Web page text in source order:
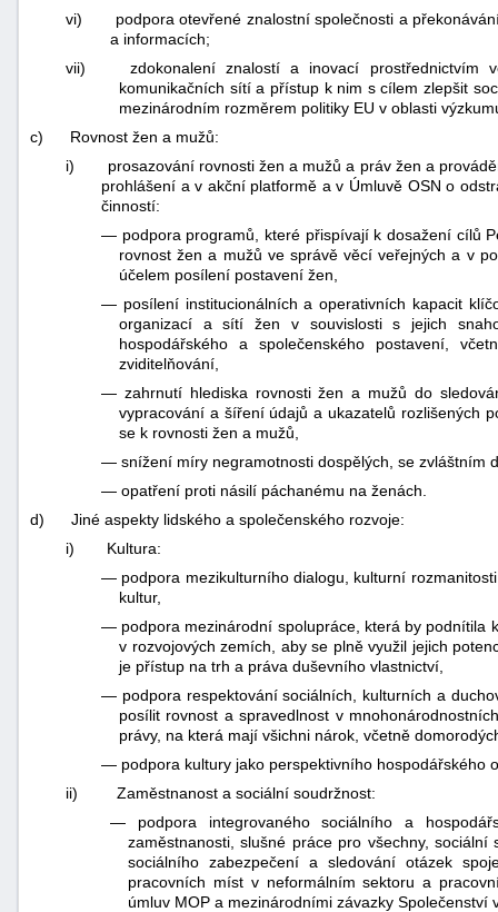
vi)
podpora otevřené znalostní společnosti a
a informacích;
vii)
zdokonalení znalostí a inovací prostřednictvím
komunikačních sítí a přístup k nim s cílem zlepšit
mezinárodním rozměrem politiky EU v oblasti
c)
Rovnost žen a mužů:
i)
prosazování rovnosti žen a mužů a práv žen a
prohlášení a v akční platformě a v Úmluvě OSN o
činností:
— podpora programů, které přispívají k dosažení cílů
rovnost žen a mužů ve správě věcí veřejných a v
účelem posílení postavení žen,
— posílení institucionálních a operativních kapacit
organizací a sítí žen v souvislosti s jejich
hospodářského a společenského postavení,
zviditelňování,
— zahrnutí hlediska rovnosti žen a mužů do
vypracování a šíření údajů a ukazatelů rozlišených
se k rovnosti žen a mužů,
— snížení míry negramotnosti dospělých, se zvláštním
— opatření proti násilí páchanému na ženách.
d)
Jiné aspekty lidského a společenského rozvoje:
i)
Kultura:
— podpora mezikulturního dialogu, kulturní
kultur,
— podpora mezinárodní spolupráce, která by
v rozvojových zemích, aby se plně využil jejich
je přístup na trh a práva duševního vlastnictví,
— podpora respektování sociálních, kulturních a
posílit rovnost a spravedlnost v
právy, na která mají všichni nárok, včetně
— podpora kultury jako perspektivního hospodářského
ii)
Zaměstnanost a sociální soudržnost:
—
podpora integrovaného sociálního a
zaměstnanosti, slušné práce pro všechny,
sociálního zabezpečení a sledování otázek
pracovních míst v neformálním sektoru a
úmluv MOP a mezinárodními závazky Společenství